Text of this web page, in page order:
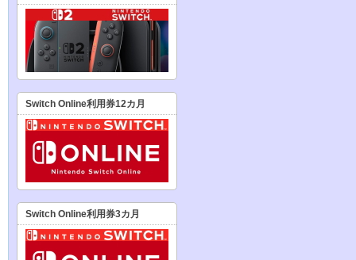
Switch Online利用券12カ月
Switch Online利用券3カ月